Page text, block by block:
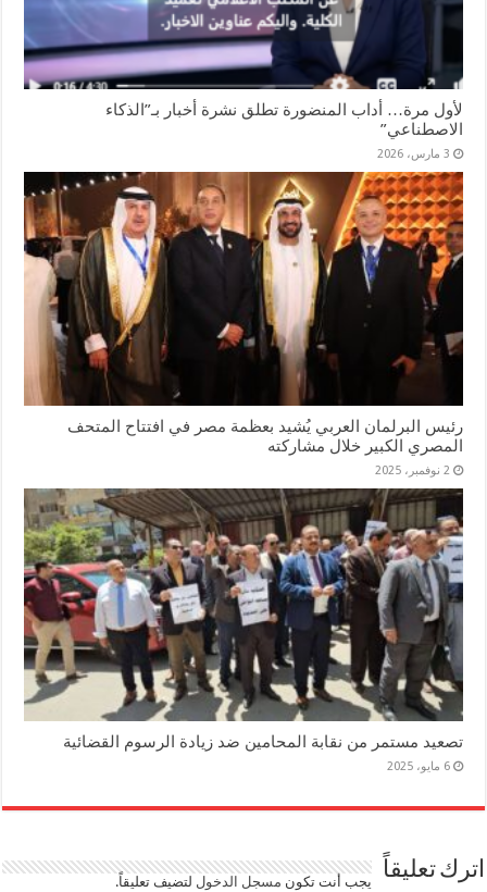
لأول مرة… أداب المنضورة تطلق نشرة أخبار بـ”الذكاء
الاصطناعي”
3 مارس، 2026
رئيس البرلمان العربي يُشيد بعظمة مصر في افتتاح المتحف
المصري الكبير خلال مشاركته
2 نوفمبر، 2025
تصعيد مستمر من نقابة المحامين ضد زيادة الرسوم القضائية
6 مايو، 2025
اترك تعليقاً يجب أنت تكون مسجل الدخوللتضيف تعليقاً.